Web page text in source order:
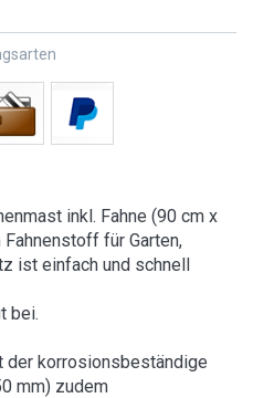
inkl. Fahne (90 cm x
für Garten,
ist einfach und schnell
bei.
korrosionsbeständige
mm) zudem